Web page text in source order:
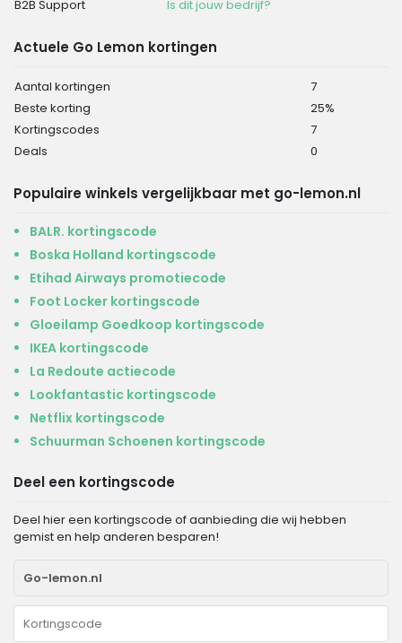
B2B Support
Is dit jouw bedrijf?
Actuele Go Lemon kortingen
Aantal kortingen
7
Beste korting
25%
Kortingscodes
7
Deals
0
Populaire winkels vergelijkbaar met go-lemon.nl
BALR. kortingscode
Boska Holland kortingscode
Etihad Airways promotiecode
Foot Locker kortingscode
Gloeilamp Goedkoop kortingscode
IKEA kortingscode
La Redoute actiecode
Lookfantastic kortingscode
Netflix kortingscode
Schuurman Schoenen kortingscode
Deel een kortingscode
Deel hier een kortingscode of aanbieding die wij hebben
gemist en help anderen besparen!